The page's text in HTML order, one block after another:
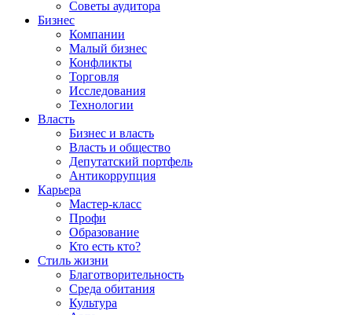
Советы аудитора
Бизнес
Компании
Малый бизнес
Конфликты
Торговля
Исследования
Технологии
Власть
Бизнес и власть
Власть и общество
Депутатский портфель
Антикоррупция
Карьера
Мастер-класс
Профи
Образование
Кто есть кто?
Стиль жизни
Благотворительность
Среда обитания
Культура